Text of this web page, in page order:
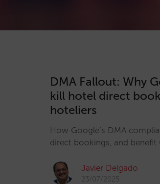
DMA Fallout: Why
kill hotel direct
hoteliers
How Google’s DMA
direct bookings, and
Javier Delgado
23/07/2025